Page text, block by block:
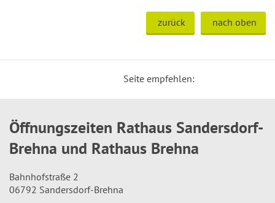
zurück nach oben
Seite empfehlen:
Öffnungszeiten Rathaus Sandersdorf-
Brehna und Rathaus Brehna
Bahnhofstraße 2
06792 Sandersdorf-Brehna